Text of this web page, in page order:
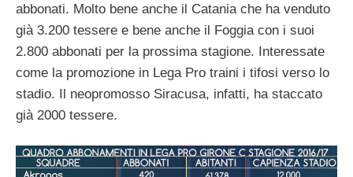
abbonati. Molto bene anche il Catania che ha venduto
già 3.200 tessere e bene anche il Foggia con i suoi
2.800 abbonati per la prossima stagione. Interessate
come la promozione in Lega Pro traini i tifosi verso lo
stadio. Il neopromosso Siracusa, infatti, ha staccato
già 2000 tessere.